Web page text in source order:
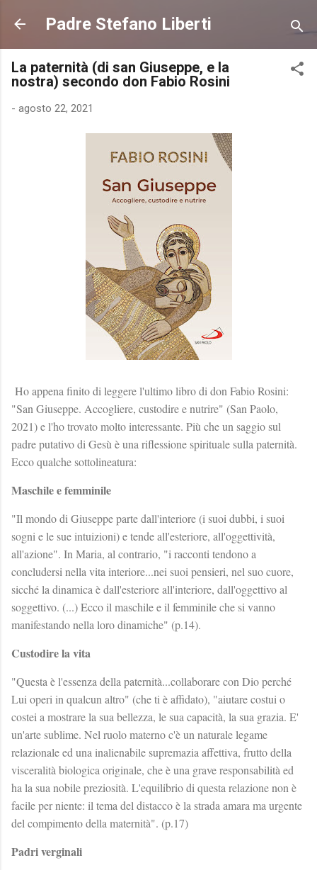
Passa ai contenuti principali
Padre Stefano Liberti
La paternità (di san Giuseppe, e la
nostra) secondo don Fabio Rosini
- agosto 22, 2021
Ho appena finito di leggere l'ultimo libro di don Fabio Rosini:
"San Giuseppe. Accogliere, custodire e nutrire" (San Paolo,
2021) e l'ho trovato molto interessante. Più che un saggio sul
padre putativo di Gesù è una riflessione spirituale sulla paternità.
Ecco qualche sottolineatura:
Maschile e femminile
"Il mondo di Giuseppe parte dall'interiore (i suoi dubbi, i suoi
sogni e le sue intuizioni) e tende all'esteriore, all'oggettività,
all'azione". In Maria, al contrario, "i racconti tendono a
concludersi nella vita interiore...nei suoi pensieri, nel suo cuore,
sicché la dinamica è dall'esteriore all'interiore, dall'oggettivo al
soggettivo. (...) Ecco il maschile e il femminile che si vanno
manifestando nella loro dinamiche" (p.14).
Custodire la vita
"Questa è l'essenza della paternità...collaborare con Dio perché
Lui operi in qualcun altro" (che ti è affidato), "aiutare costui o
costei a mostrare la sua bellezza, le sua capacità, la sua grazia. E'
un'arte sublime. Nel ruolo materno c'è un naturale legame
relazionale ed una inalienabile supremazia affettiva, frutto della
visceralità biologica originale, che è una grave responsabilità ed
ha la sua nobile preziosità. L'equilibrio di questa relazione non è
facile per niente: il tema del distacco è la strada amara ma urgente
del compimento della maternità". (p.17)
Padri verginali